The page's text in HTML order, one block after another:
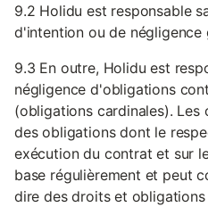
9.2 Holidu est responsable
d'intention ou de négligence
9.3 En outre, Holidu est
négligence d'obligations
(obligations cardinales).
des obligations dont le
exécution du contrat et sur
base régulièrement et peut
dire des droits et